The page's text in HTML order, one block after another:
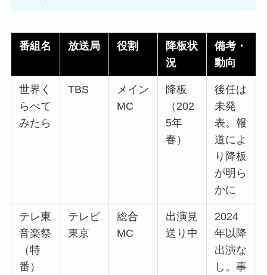
番組名 放送局 役割
降板状
況
備考・
動向
世界く
らべて
みたら
TBS
メイン
MC
降板
（202
5年
春）
後任は
未発
表。報
道によ
り降板
が明ら
かに
テレ東
音楽祭
（特
番）
テレビ
東京
総合
MC
出演見
送り中
2024
年以降
出演な
し。事